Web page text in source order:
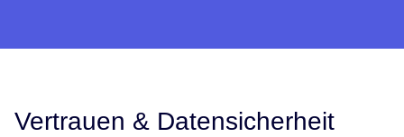
Vertrauen & Datensicherheit